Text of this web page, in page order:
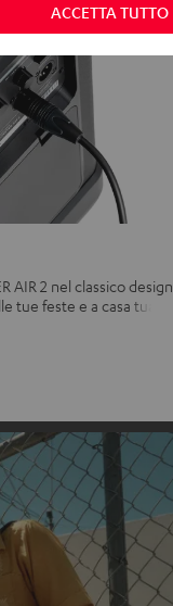
AIR 2 nel classico design
tue feste e a casa tua
ACCETTA TUTTO